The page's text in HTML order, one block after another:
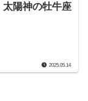
陽神の牡牛座
2025.05.14